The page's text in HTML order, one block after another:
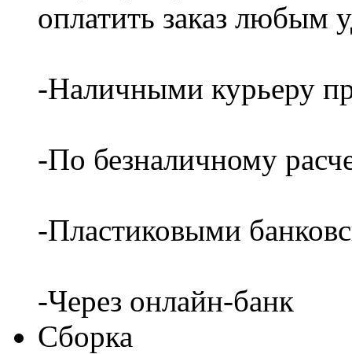
оплатить заказ любым
-Наличными курьеру
-По безналичному
-Пластиковыми
-Через онлайн-банк
Сборка